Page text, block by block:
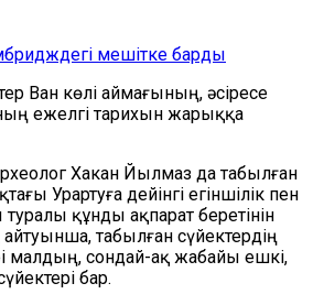
мешітке барды
Ван көлі аймағының, әсіресе
ежелгі тарихын жарыққа
Хакан Йылмаз да табылған
Урартуға дейінгі егіншілік пен
құнды ақпарат беретінін
табылған сүйектердің
малдың, сондай-ақ жабайы ешкі,
бар.